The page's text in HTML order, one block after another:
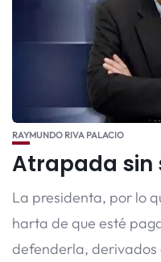
RAYMUNDO RIVA PALACIO
Atrapada sin
La presidenta, por lo
harta de que esté
defenderla, derivados